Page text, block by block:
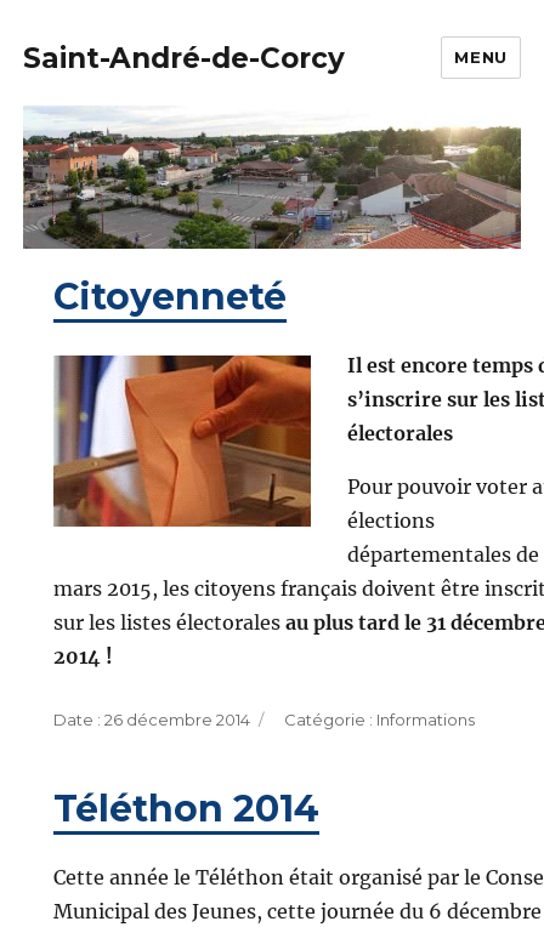
Saint-André-de-Corcy MENU
Citoyenneté
Il est encore temps
s’inscrire sur les
électorales
Pour pouvoir voter
élections
départementales de
mars 2015, les citoyens français doivent être
sur les listes électorales au plus tard le 31
2014 !
Publié
26 décembre 2014 Catégories
Informations
Téléthon 2014
Cette année le Téléthon était organisé par le
Municipal des Jeunes, cette journée du 6 décembre